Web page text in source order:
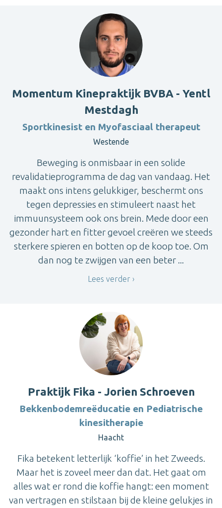
Momentum Kinepraktijk BVBA - Yentl
Mestdagh
Sportkinesist en Myofasciaal therapeut
Westende
Beweging is onmisbaar in een solide
revalidatieprogramma de dag van vandaag. Het
maakt ons intens gelukkiger, beschermt ons
tegen depressies en stimuleert naast het
immuunsysteem ook ons brein. Mede door een
gezonder hart en fitter gevoel creëren we steeds
sterkere spieren en botten op de koop toe. Om
dan nog te zwijgen van een beter ...
Lees verder
Praktijk Fika - Jorien Schroeven
Bekkenbodemreëducatie en Pediatrische
kinesitherapie
Haacht
Fika betekent letterlijk ‘koffie’ in het Zweeds.
Maar het is zoveel meer dan dat. Het gaat om
alles wat er rond die koffie hangt: een moment
van vertragen en stilstaan bij de kleine gelukjes in